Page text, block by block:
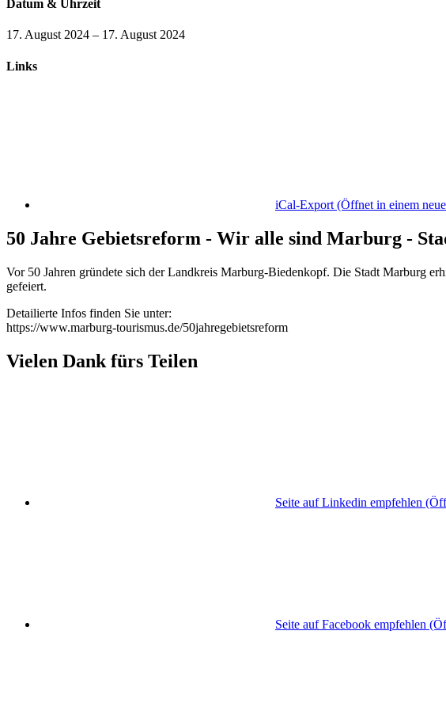
Datum & Uhrzeit
17. August 2024 – 17. August 2024
Links
iCal-Export (Öffnet in einem
50 Jahre Gebietsreform - Wir alle sind Marburg -
Vor 50 Jahren gründete sich der Landkreis Marburg-Biedenkopf. Die Stadt Marburg
gefeiert.
Detailierte Infos finden Sie unter:
https://www.marburg-tourismus.de/50jahregebietsreform
Vielen Dank fürs Teilen
Seite auf Linkedin empfehlen
Seite auf Facebook empfehlen